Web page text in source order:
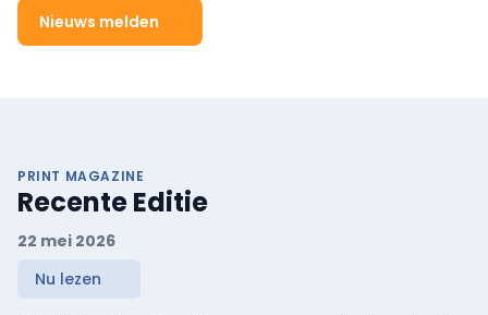
Nieuws melden
PRINT MAGAZINE
Recente Editie
22 mei 2026
Nu lezen